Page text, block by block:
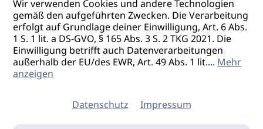
Wir verwenden Cookies und andere Technologien
gemäß den aufgeführten Zwecken. Die Verarbeitung
erfolgt auf Grundlage deiner Einwilligung, Art. 6 Abs.
1 S. 1 lit. a DS-GVO, § 165 Abs. 3 S. 2 TKG 2021. Die
Einwilligung betrifft auch Datenverarbeitungen
außerhalb der EU/des EWR, Art. 49 Abs. 1 lit....Mehr
anzeigen
Datenschutz Impressum